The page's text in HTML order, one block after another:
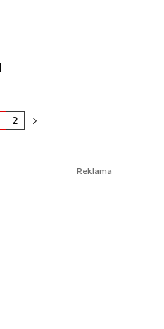
2
Reklama